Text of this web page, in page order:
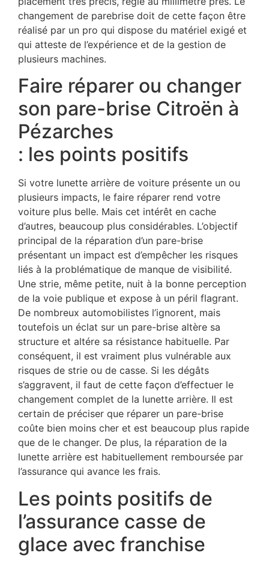
changement de parebrise doit de cette façon être
réalisé par un pro qui dispose du matériel exigé et
qui atteste de l’expérience et de la gestion de
plusieurs machines.
Faire réparer ou changer
son pare-brise Citroën à
Pézarches
: les points positifs
Si votre lunette arrière de voiture présente un ou
plusieurs impacts, le faire réparer rend votre
voiture plus belle. Mais cet intérêt en cache
d’autres, beaucoup plus considérables. L’objectif
principal de la réparation d’un pare-brise
présentant un impact est d’empêcher les risques
liés à la problématique de manque de visibilité.
Une strie, même petite, nuit à la bonne perception
de la voie publique et expose à un péril flagrant.
De nombreux automobilistes l’ignorent, mais
toutefois un éclat sur un pare-brise altère sa
structure et altére sa résistance habituelle. Par
conséquent, il est vraiment plus vulnérable aux
risques de strie ou de casse. Si les dégâts
s’aggravent, il faut de cette façon d’effectuer le
changement complet de la lunette arrière. Il est
certain de préciser que réparer un pare-brise
coûte bien moins cher et est beaucoup plus rapide
que de le changer. De plus, la réparation de la
lunette arrière est habituellement remboursée par
l’assurance qui avance les frais.
Les points positifs de
l’assurance casse de
glace avec franchise